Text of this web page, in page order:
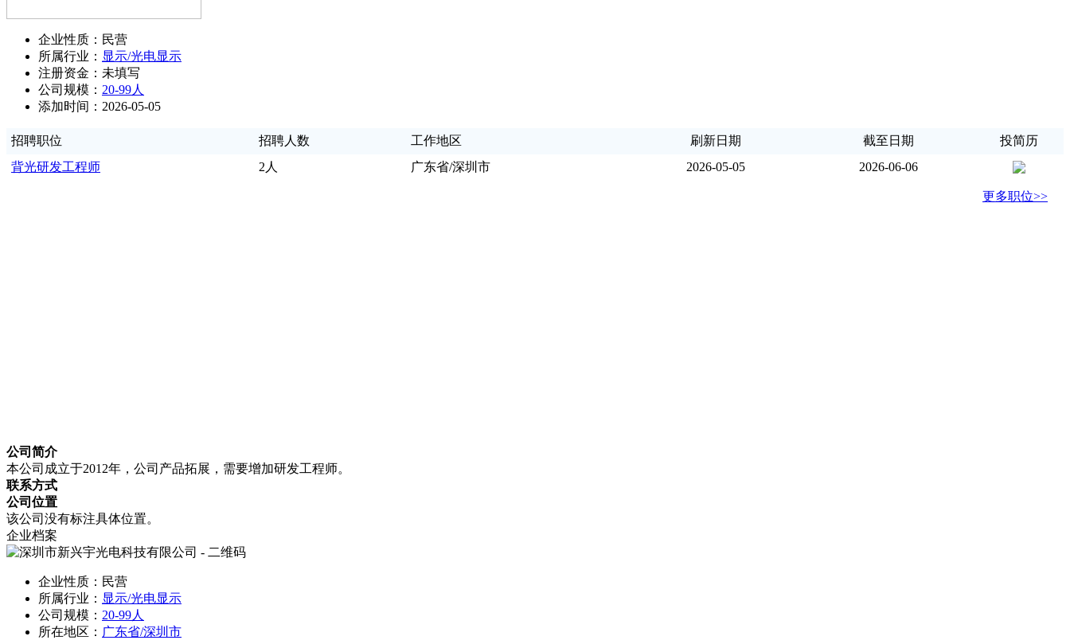
企业性质：民营
所属行业： 显示/光电显示
注册资金：未填写
公司规模： 20-99人
添加时间：2026-05-05
招聘职位 招聘人数 工作地区 刷新日期 截至日期
投简历
背光研发工程师
2人 广东省/深圳市 2026-05-05 2026-06-06
更多职位>>
公司简介
本公司成立于2012年，公司产品拓展，需要增加研发工程师。
联系方式
公司位置
该公司没有标注具体位置。
企业档案
企业性质：民营
所属行业： 显示/光电显示
公司规模： 20-99人
所在地区： 广东省/深圳市